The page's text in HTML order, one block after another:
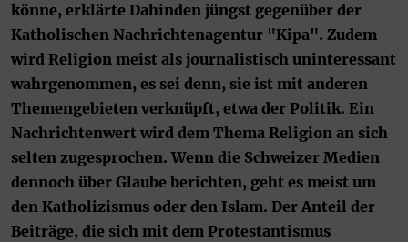
könne, erklärte Dahinden jüngst gegenüber der
Katholischen Nachrichtenagentur "Kipa". Zudem
wird Religion meist als journalistisch uninteressant
wahrgenommen, es sei denn, sie ist mit anderen
Themengebieten verknüpft, etwa der Politik. Ein
Nachrichtenwert wird dem Thema Religion an sich
selten zugesprochen. Wenn die Schweizer Medien
dennoch über Glaube berichten, geht es meist um
den Katholizismus oder den Islam. Der Anteil der
Beiträge, die sich mit dem Protestantismus